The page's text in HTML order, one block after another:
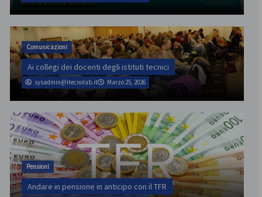
Comunicazioni
Ai collegi dei docenti degli istituti tecnici
sysadmin@itecnolab.it Marzo 25, 2026
Pensioni
Andare in pensione in anticipo con il TFR